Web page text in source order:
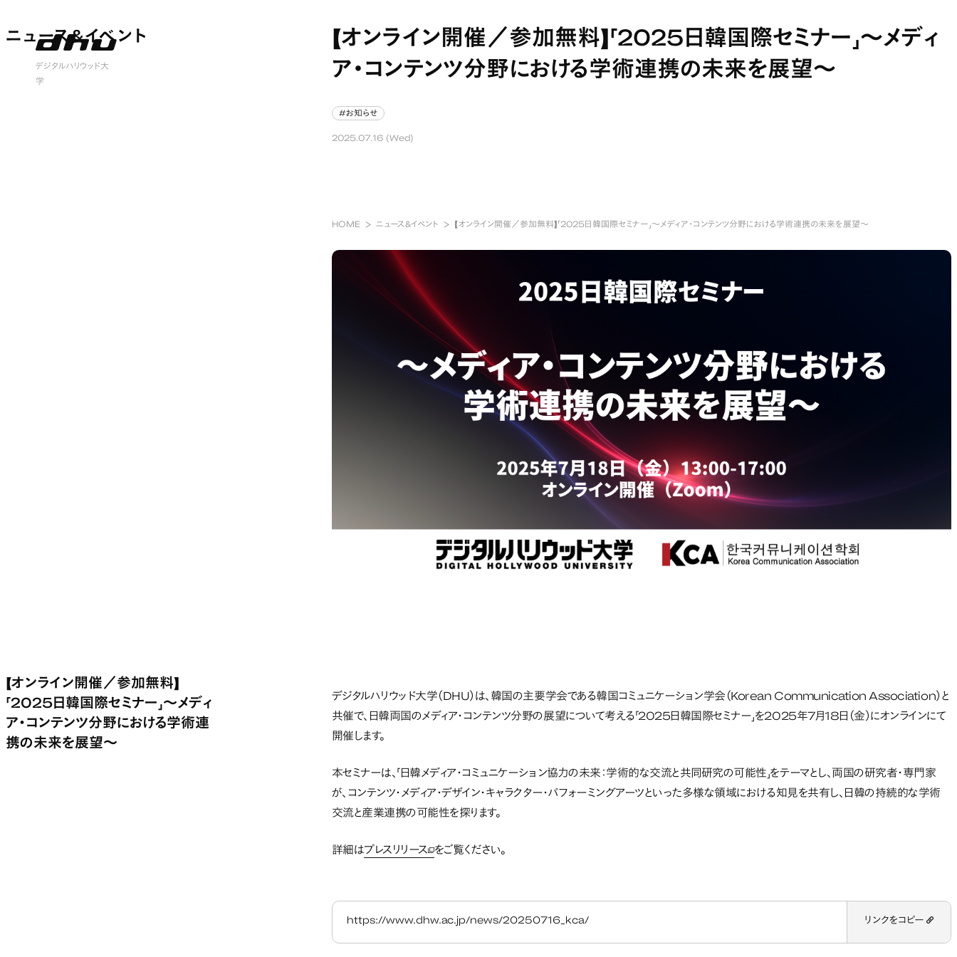
デジタルハリウッド大
学
ニュース&イベント
【オンライン開催／参加無料】「2025日韓国際セミナー」〜メディ
ア・コンテンツ分野における学術連携の未来を展望〜
#お知らせ
2025.07.16 (Wed)
HOME ニュース&イベント 【オンライン開催／参加無料】「2025日韓国際セミナー」〜メディア・コンテンツ分野における学術連携の未来を展望〜
【オンライン開催／参加無料】
「2025日韓国際セミナー」〜メディ
ア・コンテンツ分野における学術連
携の未来を展望〜
デジタルハリウッド大学（DHU）は、韓国の主要学会である韓国コミュニケーション学会（Korean Communication Association）と
共催で、日韓両国のメディア・コンテンツ分野の展望について考える「2025日韓国際セミナー」を2025年7月18日（金）にオンラインにて
開催します。
本セミナーは、「日韓メディア・コミュニケーション協力の未来：学術的な交流と共同研究の可能性」をテーマとし、両国の研究者・専門家
が、コンテンツ・メディア・デザイン・キャラクター・パフォーミングアーツといった多様な領域における知見を共有し、日韓の持続的な学術
交流と産業連携の可能性を探ります。
詳細はプレスリリース新しいタブで開く
をご覧ください。
https://www.dhw.ac.jp/news/20250716_kca/ リンクをコピー